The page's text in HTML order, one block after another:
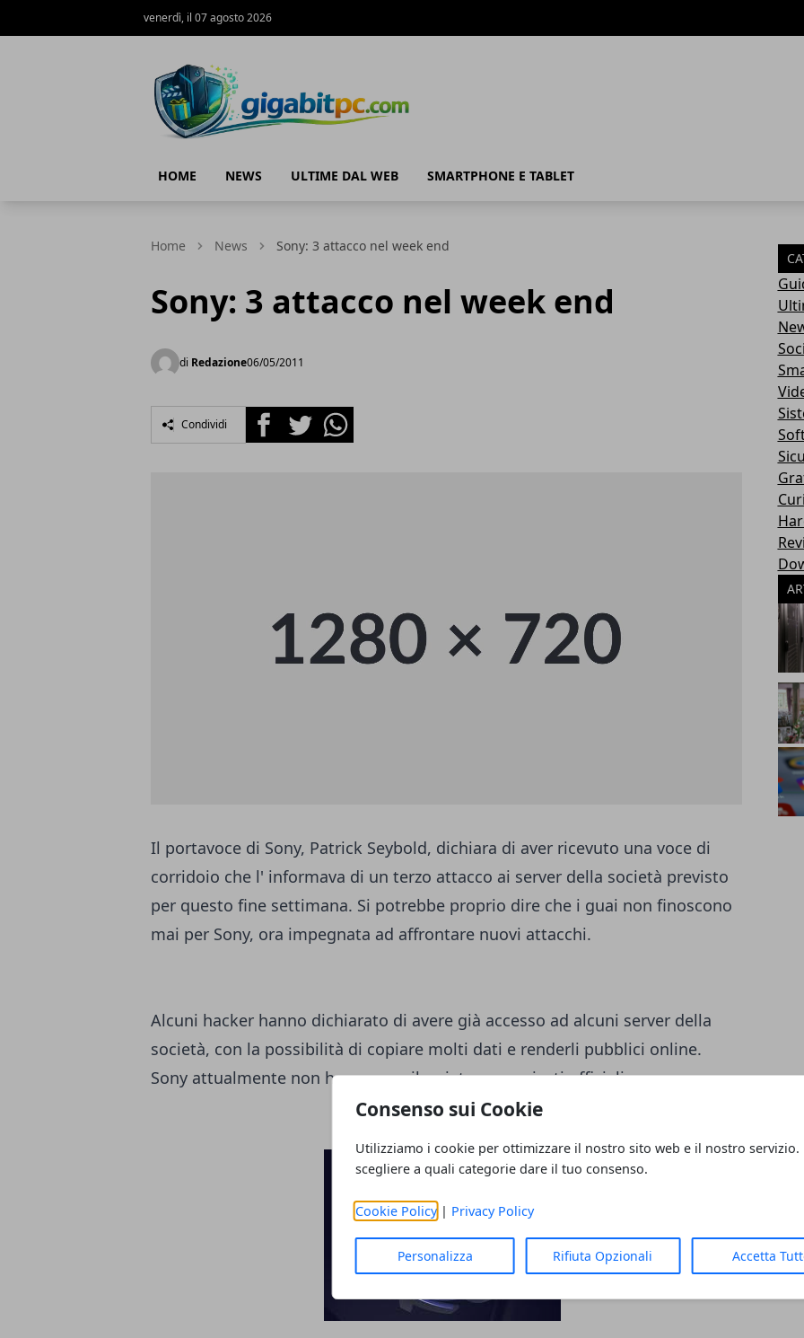
Consenso sui Cookie
Utilizziamo i cookie per ottimizzare il nostro sito web e il nostro servizio.
scegliere a quali categorie dare il tuo consenso.
Cookie Policy| Privacy Policy
Personalizza Rifiuta Opzionali Accetta
venerdì, il 07 agosto 2026
HOME NEWS ULTIME DAL WEB SMARTPHONE E TABLET
Home News Sony: 3 attacco nel week end
Sony: 3 attacco nel week end
di Redazione06/05/2011
Condividi FacebookTwitterWhatsapp
Il portavoce di Sony, Patrick Seybold, dichiara di aver ricevuto una voce di
corridoio che l' informava di un terzo attacco ai server della società previsto
per questo fine settimana. Si potrebbe proprio dire che i guai non finoscono
mai per Sony, ora impegnata ad affrontare nuovi attacchi.
Alcuni hacker hanno dichiarato di avere già accesso ad alcuni server della
società, con la possibilità di copiare molti dati e renderli pubblici online.
Sony attualmente non ha ancora rilasciato comunicati ufficiali.